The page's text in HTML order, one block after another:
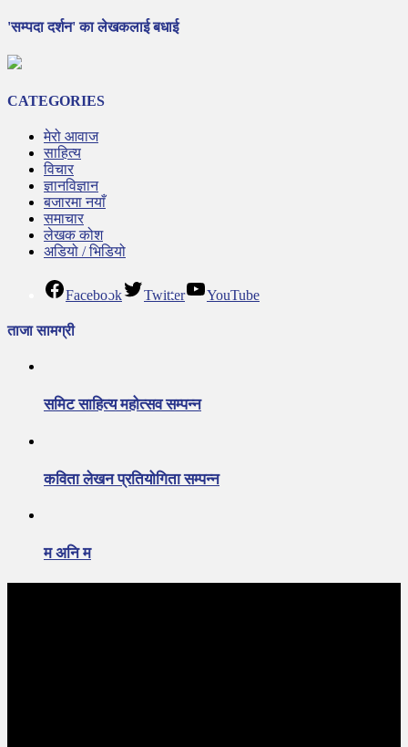
'सम्पदा दर्शन' का लेखकलाई बधाई
CATEGORIES
मेरो आवाज
साहित्य
विचार
ज्ञानविज्ञान
बजारमा नयाँ
समाचार
लेखक कोश
अडियो / भिडियो
Facebook Twitter YouTube
ताजा सामग्री
समिट साहित्य महोत्सव सम्पन्न
कविता लेखन प्रतियोगिता सम्पन्न
म अनि म